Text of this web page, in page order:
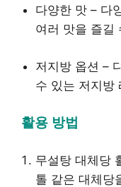
다양한 맛 – 다
여러 맛을 즐길
저지방 옵션 –
수 있는 저지방
활용 방법
무설탕 대체당
톨 같은 대체당